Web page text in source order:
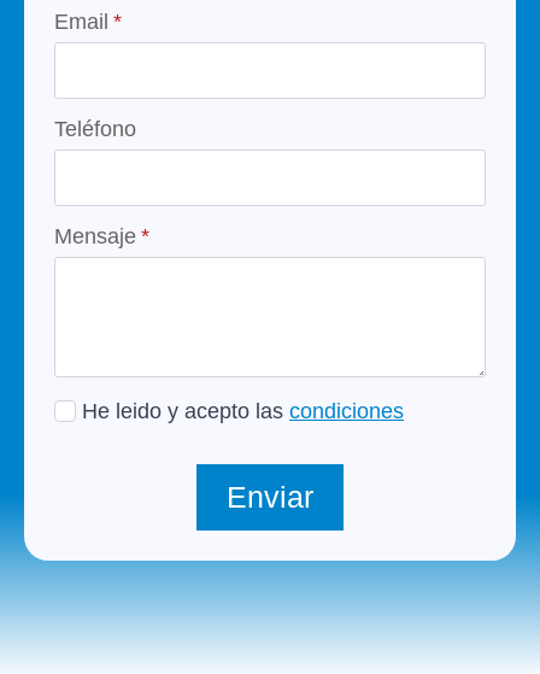
Email *
Teléfono
Mensaje *
He leido y acepto las condiciones
Enviar